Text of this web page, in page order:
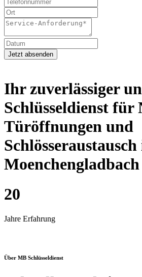
Ihr zuverlässiger
Schlüsseldienst für
Türöffnungen und
Moenchengladbach
20
Jahre Erfahrung
Über MB Schlüsseldienst